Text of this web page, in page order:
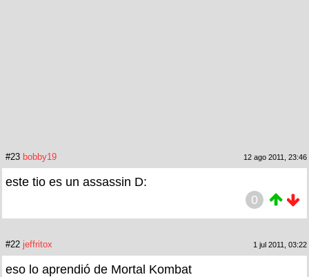
#23 bobby19 12 ago 2011, 23:46
este tio es un assassin D:
0
#22 jeffritox 1 jul 2011, 03:22
eso lo aprendió de Mortal Kombat